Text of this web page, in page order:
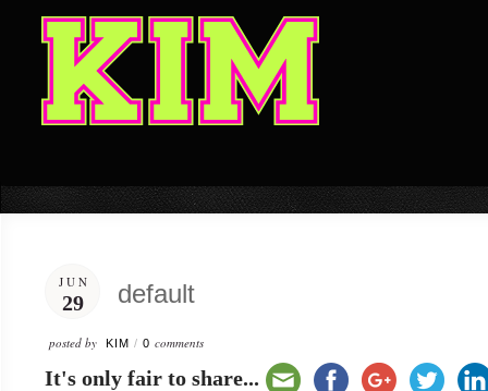
JUN
29 default
posted by KIM / 0 comments
It's only fair to share...